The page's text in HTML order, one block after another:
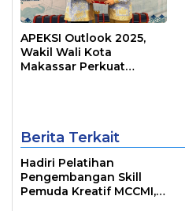
APEKSI Outlook 2025,
Wakil Wali Kota
Makassar Perkuat
Berita Terkait
Hadiri Pelatihan
Pengembangan Skill
Pemuda Kreatif MCCMI,